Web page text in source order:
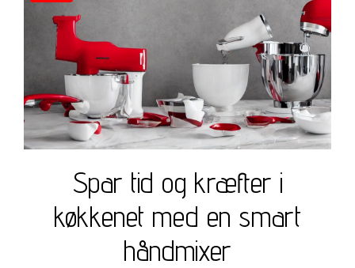
Spar tid og kræfter i
køkkenet med en smart
håndmixer